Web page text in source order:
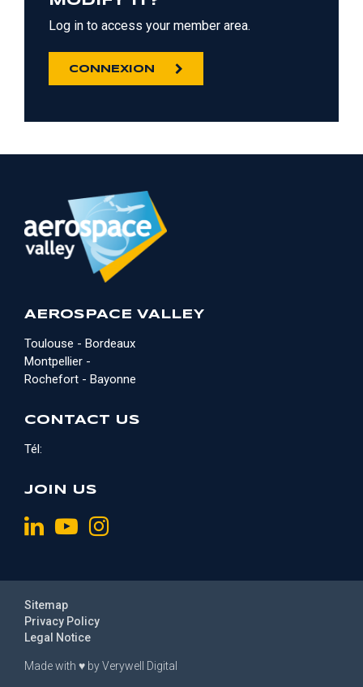
Log in to access your member area.
CONNEXION
AEROSPACE VALLEY
Toulouse - Bordeaux
Montpellier -
Rochefort - Bayonne
CONTACT US
Tél:
JOIN US
Made with ♥ byVerywell Digital
Legal Notice
Privacy Policy
Sitemap